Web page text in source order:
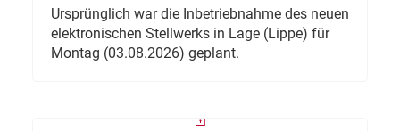
Ursprünglich war die Inbetriebnahme des neuen
elektronischen Stellwerks in Lage (Lippe) für
Montag (03.08.2026) geplant.